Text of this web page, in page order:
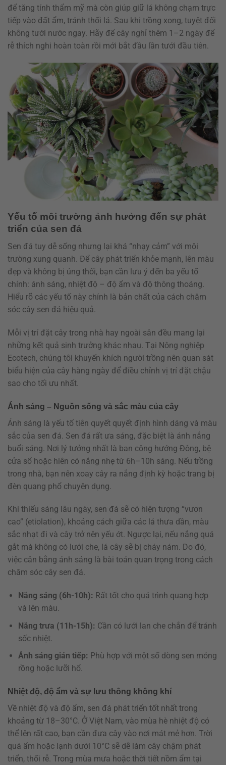
để tăng tính thẩm mỹ mà còn giúp giữ lá không chạm trực
tiếp vào đất ẩm, tránh thối lá. Sau khi trồng xong, tuyệt đối
không tưới nước ngay. Hãy để cây nghỉ thêm 1–2 ngày để
rễ thích nghi hoàn toàn rồi mới bắt đầu lần tưới đầu tiên.
Yếu tố môi trường ảnh hưởng đến sự phát
triển của sen đá
Sen đá tuy dễ sống nhưng lại khá “nhạy cảm” với môi
trường xung quanh. Để cây phát triển khỏe mạnh, lên màu
đẹp và không bị úng thối, bạn cần lưu ý đến ba yếu tố
chính: ánh sáng, nhiệt độ – độ ẩm và độ thông thoáng.
Hiểu rõ các yếu tố này chính là bản chất của cách chăm
sóc cây sen đá hiệu quả.
Mỗi vị trí đặt cây trong nhà hay ngoài sân đều mang lại
những kết quả sinh trưởng khác nhau. Tại Nông nghiệp
Ecotech, chúng tôi khuyến khích người trồng nên quan sát
biểu hiện của cây hàng ngày để điều chỉnh vị trí đặt chậu
sao cho tối ưu nhất.
Ánh sáng – Nguồn sống và sắc màu của cây
Ánh sáng là yếu tố tiên quyết quyết định hình dáng và màu
sắc của sen đá. Sen đá rất ưa sáng, đặc biệt là ánh nắng
buổi sáng. Nơi lý tưởng nhất là ban công hướng Đông, bệ
cửa sổ hoặc hiên có nắng nhẹ từ 6h–10h sáng. Nếu trồng
trong nhà, bạn nên xoay cây ra nắng định kỳ hoặc trang bị
đèn quang phổ chuyên dụng.
Khi thiếu sáng lâu ngày, sen đá sẽ có hiện tượng “vươn
cao” (etiolation), khoảng cách giữa các lá thưa dần, màu
sắc nhạt đi và cây trở nên yếu ớt. Ngược lại, nếu nắng quá
gắt mà không có lưới che, lá cây sẽ bị cháy nám. Do đó,
việc cân bằng ánh sáng là bài toán quan trọng trong cách
chăm sóc cây sen đá.
Nắng sáng (6h-10h): Rất tốt cho quá trình quang hợp
và lên màu.
Nắng trưa (11h-15h): Cần có lưới lan che chắn để tránh
sốc nhiệt.
Ánh sáng gián tiếp: Phù hợp với một số dòng sen móng
rồng hoặc lưỡi hổ.
Nhiệt độ, độ ẩm và sự lưu thông không khí
Về nhiệt độ và độ ẩm, sen đá phát triển tốt nhất trong
khoảng từ 18–30°C. Ở Việt Nam, vào mùa hè nhiệt độ có
thể lên rất cao, bạn cần đưa cây vào nơi mát mẻ hơn. Trời
quá ẩm hoặc lạnh dưới 10°C sẽ dễ làm cây chậm phát
triển, thối rễ. Trong mùa mưa hoặc thời tiết nồm ẩm tại